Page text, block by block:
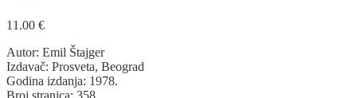
11.00 €
Autor: Emil Štajger
Izdavač: Prosveta, Beograd
Godina izdanja: 1978.
Broj stranica: 358